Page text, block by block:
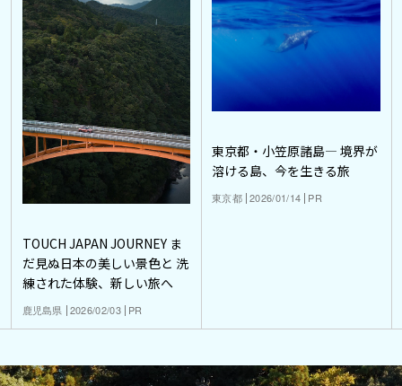
TOUCH JAPAN JOURNEY ま
だ見ぬ日本の美しい景色と 洗
練された体験、新しい旅へ
鹿児島県 2026/02/03 PR
東京都・小笠原諸島― 境界が
溶ける島、今を生きる旅
東京都 2026/01/14 PR